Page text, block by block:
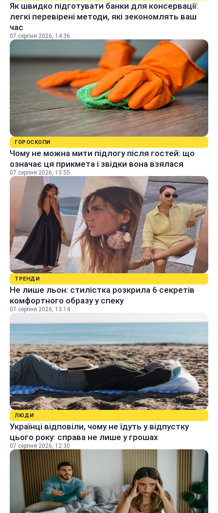
Як швидко підготувати банки для консервації:
легкі перевірені методи, які зекономлять ваш
час
07 серпня 2026, 14:36
ГОРОСКОПИ
Чому не можна мити підлогу після гостей: що
означає ця прикмета і звідки вона взялася
07 серпня 2026, 13:55
ТРЕНДИ
Не лише льон: стилістка розкрила 6 секретів
комфортного образу у спеку
07 серпня 2026, 13:14
ЛЮДИ
Українці відповіли, чому не їдуть у відпустку
цього року: справа не лише у грошах
07 серпня 2026, 12:30